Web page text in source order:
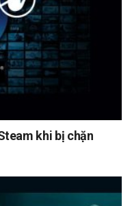
khi bị chặn